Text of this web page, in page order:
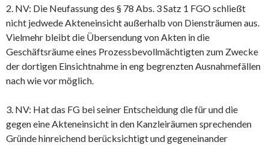
2. NV: Die Neufassung des § 78 Abs. 3 Satz 1 FGO schließt
nicht jedwede Akteneinsicht außerhalb von Diensträumen aus.
Vielmehr bleibt die Übersendung von Akten in die
Geschäftsräume eines Prozessbevollmächtigten zum Zwecke
der dortigen Einsichtnahme in eng begrenzten Ausnahmefällen
nach wie vor möglich.
3. NV: Hat das FG bei seiner Entscheidung die für und die
gegen eine Akteneinsicht in den Kanzleiräumen sprechenden
Gründe hinreichend berücksichtigt und gegeneinander